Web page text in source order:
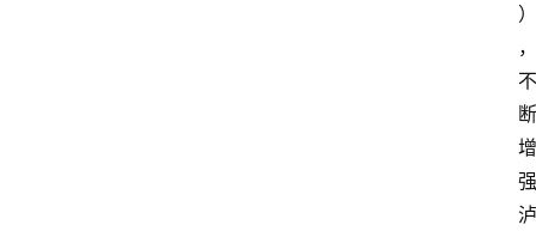
）
，
不
断
增
强
泸